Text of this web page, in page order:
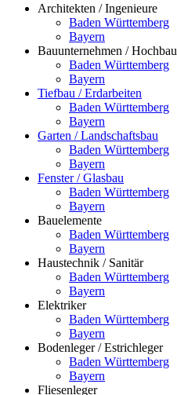
Architekten / Ingenieure
Baden Württemberg
Bayern
Bauunternehmen / Hochbau
Baden Württemberg
Bayern
Tiefbau / Erdarbeiten
Baden Württemberg
Bayern
Garten / Landschaftsbau
Baden Württemberg
Bayern
Fenster / Glasbau
Baden Württemberg
Bayern
Bauelemente
Baden Württemberg
Bayern
Haustechnik / Sanitär
Baden Württemberg
Bayern
Elektriker
Baden Württemberg
Bayern
Bodenleger / Estrichleger
Baden Württemberg
Bayern
Fliesenleger